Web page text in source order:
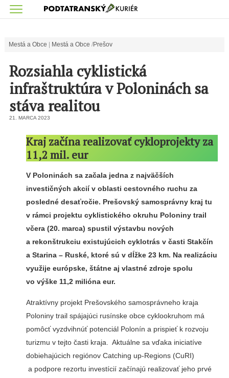
Mestá a Obce Mestá a Obce Prešov
Rozsiahla cyklistická
infraštruktúra v Poloninách sa
stáva realitou
21. MARCA 2023
Kraj začína realizovať cykloprojekty za
11,2 mil. eur
V Poloninách sa začala jedna z najväčších
investičných akcií v oblasti cestovného ruchu za
posledné desaťročie. Prešovský samosprávny kraj tu
v rámci projektu cyklistického okruhu Poloniny trail
včera (20. marca) spustil výstavbu nových
a rekonštrukciu existujúcich cyklotrás v časti Stakčín
a Starina – Ruské, ktoré sú v dĺžke 23 km. Na realizáciu
využije európske, štátne aj vlastné zdroje spolu
vo výške 11,2 milióna eur.
Atraktívny projekt Prešovského samosprávneho kraja
Poloniny trail spájajúci rusínske obce cyklookruhom má
pomôcť vyzdvihnúť potenciál Polonín a prispieť k rozvoju
turizmu v tejto časti kraja. Aktuálne sa vďaka iniciatíve
dobiehajúcich regiónov Catching up-Regions (CuRI)
a podpore rezortu investícií začínajú realizovať jeho prvé